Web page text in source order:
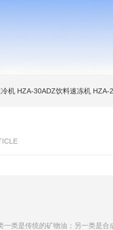
机 HZA-30ADZ饮料速冻机 HZA-
一类是传统的矿物油；另一类是合